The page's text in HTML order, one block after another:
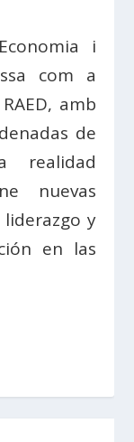
i
com a
amb
de
realidad
nuevas
y
en las